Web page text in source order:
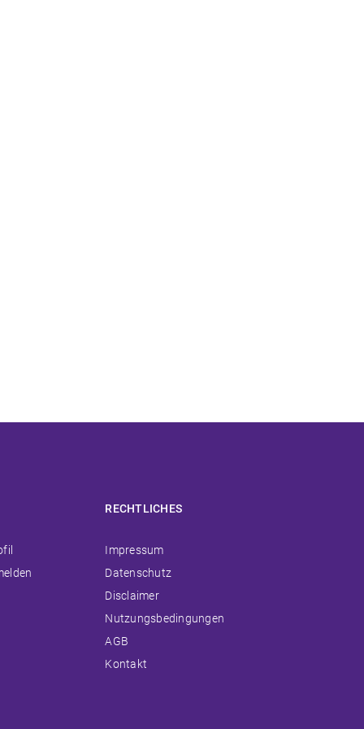
RECHTLICHES
Navigation
überspringen
Impressum
Datenschutz
Disclaimer
Nutzungsbedingungen
AGB
Kontakt